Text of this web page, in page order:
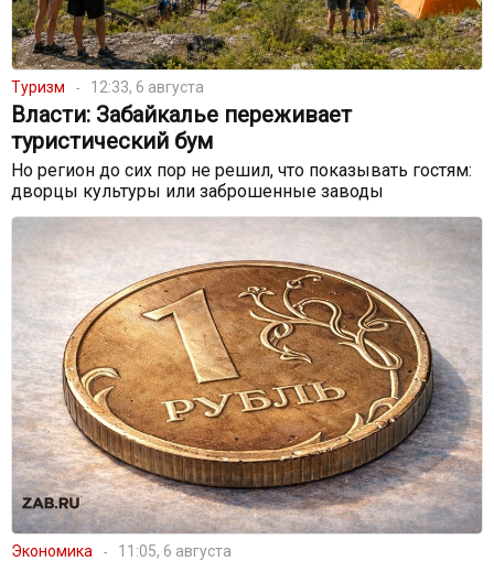
Туризм 12:33, 6 августа
Власти: Забайкалье переживает
туристический бум
Но регион до сих пор не решил, что показывать гостям:
дворцы культуры или заброшенные заводы
Экономика 11:05, 6 августа